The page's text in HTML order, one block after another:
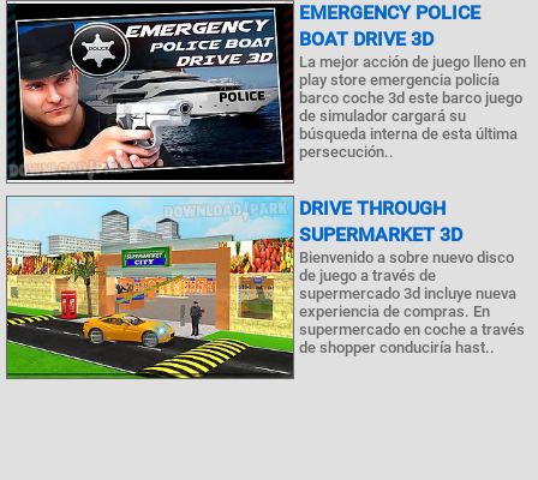
EMERGENCY POLICE
BOAT DRIVE 3D
La mejor acción de juego lleno en
play store emergencia policía
barco coche 3d este barco juego
de simulador cargará su
búsqueda interna de esta última
persecución..
DRIVE THROUGH
SUPERMARKET 3D
Bienvenido a sobre nuevo disco
de juego a través de
supermercado 3d incluye nueva
experiencia de compras. En
supermercado en coche a través
de shopper conduciría hast..